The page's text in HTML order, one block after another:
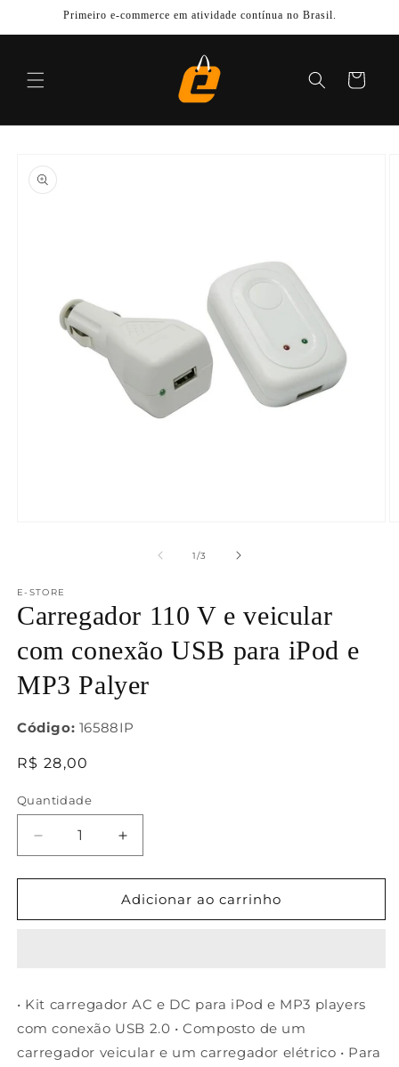
para o
conteúdo
Primeiro e-commerce em atividade contínua no Brasil.
Carrinho
informações
do produto
modal
1/de
3
E-STORE
Carregador 110 V e veicular
com conexão USB para iPod e
MP3 Palyer
Código: 16588IP
Preço
R$ 28,00
Quantidade
Diminuir
a
quantidade
Carregador
com
conexão
USB
Aumentar
a
quantidade
de
Carregador
com
conexão
USB
Adicionar ao carrinho
• Kit carregador AC e DC para iPod e MP3 players
com conexão USB 2.0 • Composto de um
carregador veicular e um carregador elétrico • Para